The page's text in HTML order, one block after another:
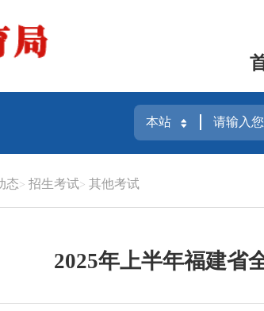
态 招生考试 其他考试
2025年上半年福建省